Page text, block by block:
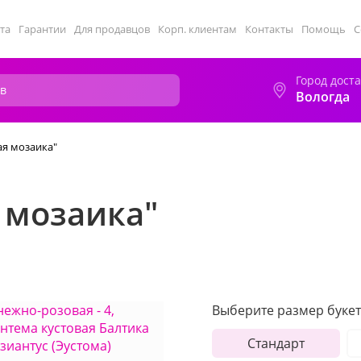
Гарантии Для продавцов Корп. клиентам Контакты Помощь
Город
Вологда
мозаика"
Выберите размер
Стандарт